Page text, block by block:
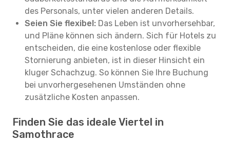
des Personals, unter vielen anderen Details.
Seien Sie flexibel: Das Leben ist unvorhersehbar,
und Pläne können sich ändern. Sich für Hotels zu
entscheiden, die eine kostenlose oder flexible
Stornierung anbieten, ist in dieser Hinsicht ein
kluger Schachzug. So können Sie Ihre Buchung
bei unvorhergesehenen Umständen ohne
zusätzliche Kosten anpassen.
Finden Sie das ideale Viertel in
Samothrace